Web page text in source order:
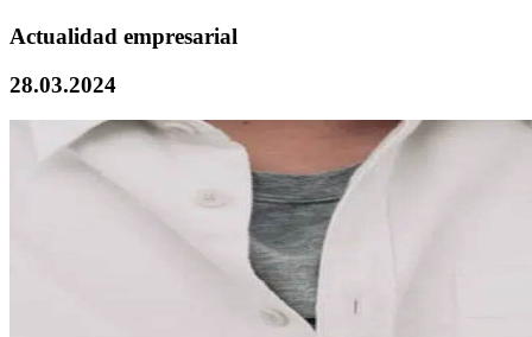
Actualidad empresarial
28.03.2024